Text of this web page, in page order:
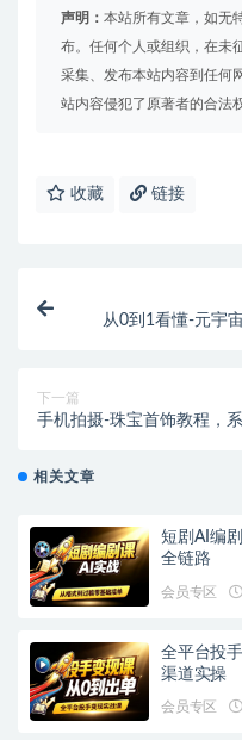
声明： 本站所有文章，如无
布。任何个人或组织，在未
采集、发布本站内容到任何
站内容侵犯了原著者的合法
收藏 链接
从0到1看懂-元宇
下一篇
手机拍摄-珠宝首饰教程，
相关文章
短剧AI编
全链路
会员专区
全平台投
渠道实操
会员专区